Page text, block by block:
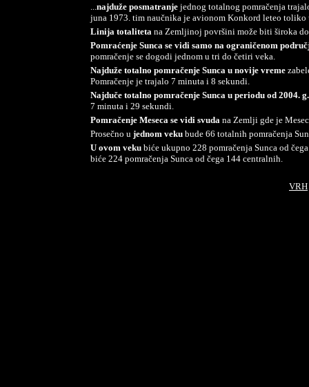
najduže posmatranje jednog totalnog pomračenja
juna 1973. tim naučnika je avionom Konkord leteo toliko
Linija totaliteta na Zemljinoj površini može biti široka
Pomraćenje Sunca se vidi samo na ograničenom
pomračenje se dogodi jednom u tri do četiri veka.
Najduže totalno pomračenje Sunca u novije vreme
Pomračenje je trajalo 7 minuta i 8 sekundi.
Najduče totalno pomračenje Sunca u periodu od 2004.
7 minuta i 29 sekundi.
Pomračenje Meseca se vidi svuda na Zemlji gde je
Prosečno u jednom veku bude 66 totalnih pomračenja
U ovom veku biće ukupno 228 pomračenja Sunca od
biće 224 pomračenja Sunca od čega 144 centralnih.
VRH